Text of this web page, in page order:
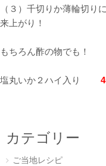
（３）千切りか薄輪切り
来上がり！
もちろん酢の物でも！
塩丸いか２ハイ入り
カテゴリー
ご当地レシピ